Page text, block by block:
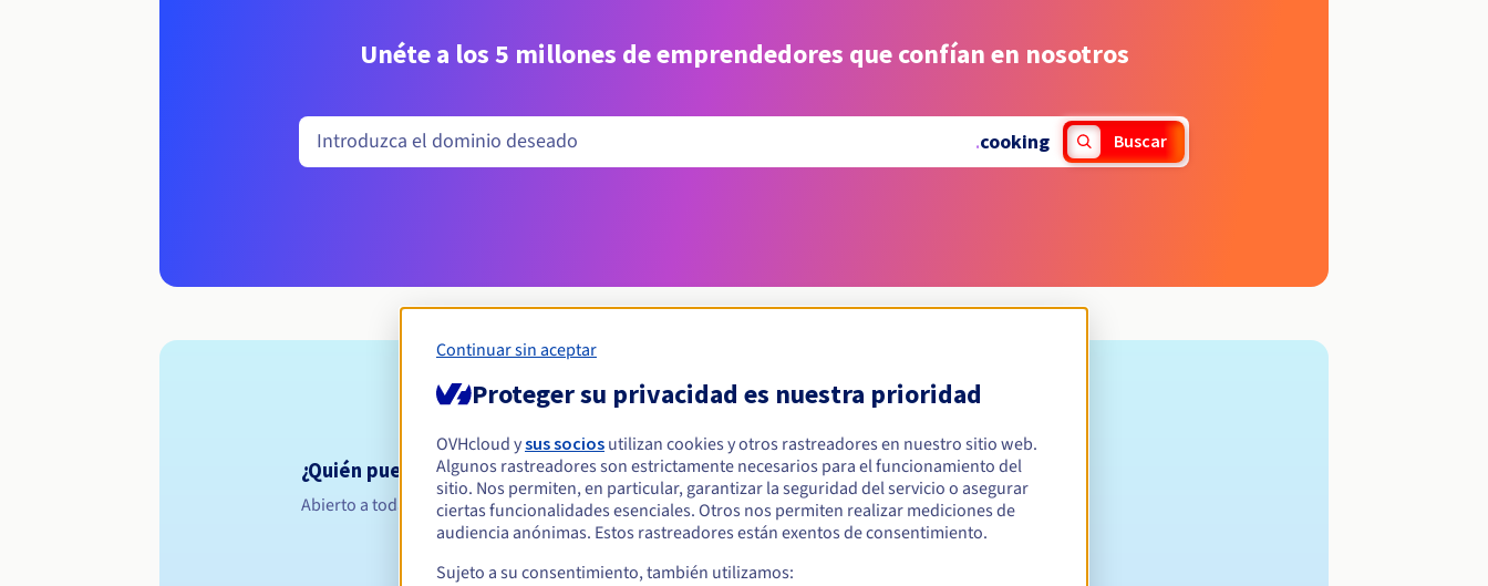
Unéte a los 5 millones de emprendedores que confían en nosotros
.cooking Buscar
Condiciones de elegibilidad
¿Quién puede registrar un .cooking?
Abierto a todas las personas físicas o jurídicas, sin restricción geográfica.
Continuar sin aceptar
Proteger su privacidad es nuestra prioridad
OVHcloud ysus socios utilizan cookies y otros rastreadores en nuestro sitio web.
Algunos rastreadores son estrictamente necesarios para el funcionamiento del
sitio. Nos permiten, en particular, garantizar la seguridad del servicio o asegurar
ciertas funcionalidades esenciales. Otros nos permiten realizar mediciones de
audiencia anónimas. Estos rastreadores están exentos de consentimiento.
Sujeto a su consentimiento, también utilizamos: